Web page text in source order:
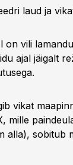
laud ja
on vili
ajal jäigalt
vikat
mille
alla), sobitub